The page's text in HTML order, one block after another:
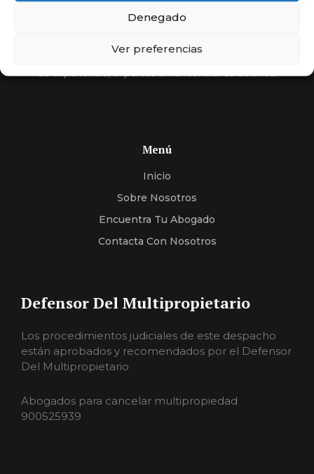
Denegado
Ver preferencias
Porcentaje
Compara y elige al mejor abogado.
Si usted no cobra, nosotros tampoco. Más de 30 años
de experiencia, expertos en encontrar soluciones.
Menú
Inicio
Sobre Nosotros
Encuentra Tu Abogado
Contacta Con Nosotros
Defensor Del Multipropietario
Los procedimientos judiciales de este despacho
están aprobados y recomendados por el Defensor
Del Multipropietario
Abogados para cancelar multipropiedad
900525939